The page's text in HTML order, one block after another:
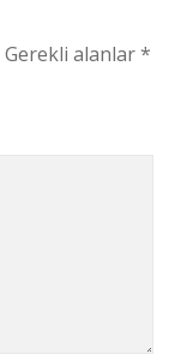
Gerekli alanlar*